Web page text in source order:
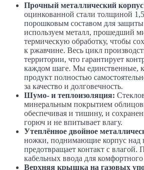
Прочный металлический
оцинкованной стали толщиной
порошковым составом для
используем металл, прошедший
термическую обработку, чтобы
к ржавчине. Весь цикл
территории, что гарантирует
каждом шаге. Мы единственные,
продукт полностью
за качество и долговечность.
Шумо- и теплоизоляция:
минеральным покрытием
обеспечивая и тишину, и
горюч и не впитывает влагу.
Утеплённое двойное
ножки, поднимающие корпус над
предотвращает контакт с влагой.
кабельных ввода для
Верхняя крышка на газовых